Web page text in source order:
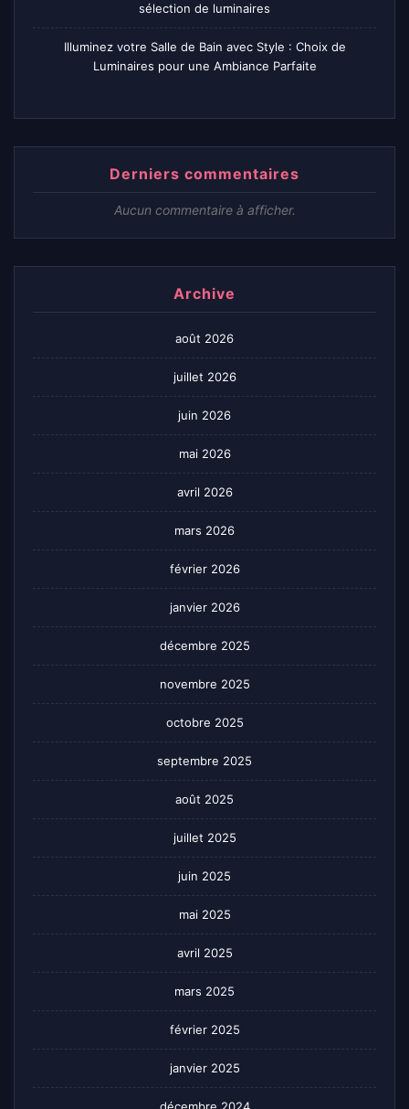
sélection de luminaires
Illuminez votre Salle de Bain avec Style : Choix de
Luminaires pour une Ambiance Parfaite
Derniers commentaires
Aucun commentaire à afficher.
Archive
août 2026
juillet 2026
juin 2026
mai 2026
avril 2026
mars 2026
février 2026
janvier 2026
décembre 2025
novembre 2025
octobre 2025
septembre 2025
août 2025
juillet 2025
juin 2025
mai 2025
avril 2025
mars 2025
février 2025
janvier 2025